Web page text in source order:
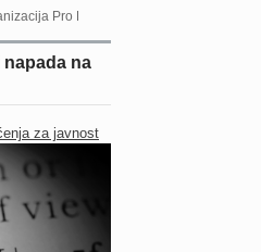
dugogodišnjoj...
Pro Educa juče je uspješno
na
za javnost